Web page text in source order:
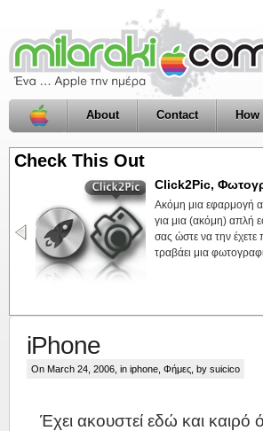
About Contact How
Check This Out
Click2Pic,
Ακόμη μια εφαρμογή
για μια (ακόμη) απλή
σας ώστε να την έχετε
τραβάει μια
iPhone
On March 24, 2006, in iphone Φήμες , by suicico
Έχει ακουστεί εδώ και καιρό